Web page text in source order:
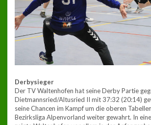
Derbysieger
Der TV Waltenhofen hat seine Derby Partie
Dietmannsried/Altusried II mit 37:32 (20:14)
seine Chancen im Kampf um die oberen
Bezirksliga Alpenvorland weiter gewahrt. In